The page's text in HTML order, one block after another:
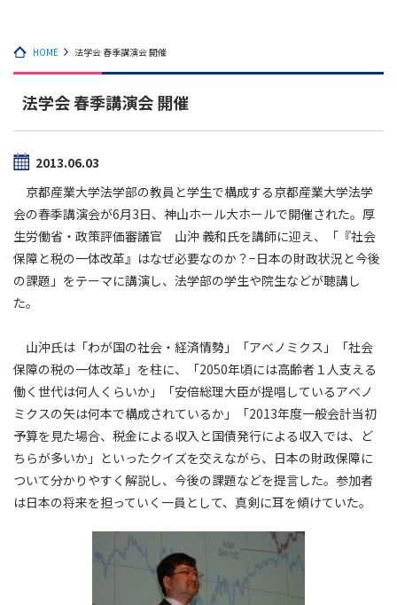
HOME 法学会 春季講演会 開催
法学会 春季講演会 開催
2013.06.03
京都産業大学法学部の教員と学生で構成する京都産業大学法学
会の春季講演会が6月3日、神山ホール大ホールで開催された。厚
生労働省・政策評価審議官 山沖 義和氏を講師に迎え、「『社会
保障と税の一体改革』はなぜ必要なのか？−日本の財政状況と今後
の課題」をテーマに講演し、法学部の学生や院生などが聴講し
た。
山沖氏は「わが国の社会・経済情勢」「アベノミクス」「社会
保障の税の一体改革」を柱に、「2050年頃には高齢者１人支える
働く世代は何人くらいか」「安倍総理大臣が提唱しているアベノ
ミクスの矢は何本で構成されているか」「2013年度一般会計当初
予算を見た場合、税金による収入と国債発行による収入では、ど
ちらが多いか」といったクイズを交えながら、日本の財政保障に
ついて分かりやすく解説し、今後の課題などを提言した。参加者
は日本の将来を担っていく一員として、真剣に耳を傾けていた。